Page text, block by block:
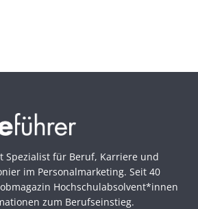
Spezialist für Beruf, Karriere und
im Personal­marketing. Seit 40
Hochschul­absolvent*innen
zum Berufseinstieg.